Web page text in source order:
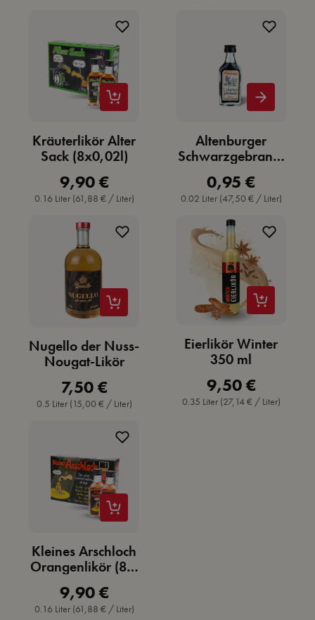
Kräuterlikör Alter
Sack (8x0,02l)
0.16 Liter (61,88 € / Liter)
Regulärer Preis:
9,90 €
Altenburger
Schwarzgebrannt
0,02 l
0.02 Liter (47,50 € / Liter)
Regulärer Preis:
0,95 €
Nugello der Nuss-
Nougat-Likör
0.5 Liter (15,00 € / Liter)
Regulärer Preis:
7,50 €
Eierlikör Winter
350 ml
0.35 Liter (27,14 € / Liter)
Regulärer Preis:
9,50 €
Kleines Arschloch
Orangenlikör (8 x
0.16 Liter (61,88 € / Liter)
Regulärer Preis:
9,90 €